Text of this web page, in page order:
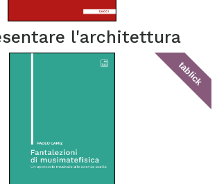
l'architettura
tablick